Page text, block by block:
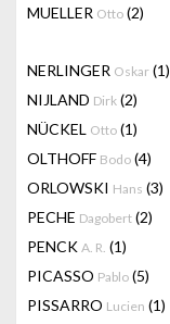
MUELLER Otto (2)
NERLINGER Oskar (1)
NIJLAND Dirk (2)
NÜCKEL Otto (1)
OLTHOFF Bodo (4)
ORLOWSKI Hans (3)
PECHE Dagobert (2)
PENCK A. R. (1)
PICASSO Pablo (5)
PISSARRO Lucien (1)